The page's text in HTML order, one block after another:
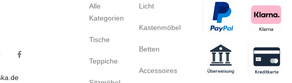
Alle
Kategorien
Tische
Teppiche
Licht
Kastenmöbel
Betten
Accessoires